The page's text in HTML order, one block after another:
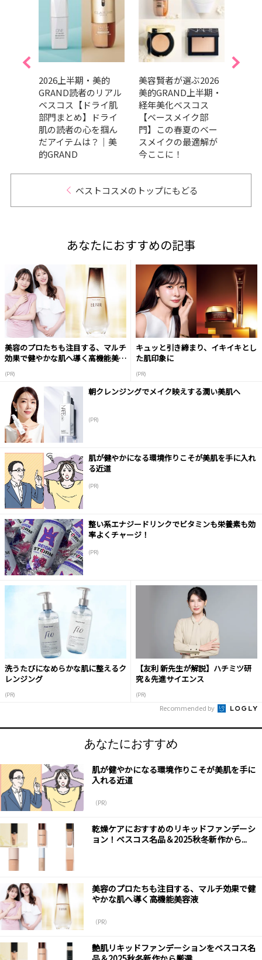
2026上半期・美的
GRAND読者のリアル
ベスコス【ドライ肌
部門まとめ】ドライ
肌の読者の心を掴ん
だアイテムは？｜美
的GRAND
美容賢者が選ぶ2026
美的GRAND上半期・
経年美化ベスコス
【ベースメイク部
門】この春夏のベー
スメイクの最適解が
今ここに！
ベストコスメのトップにもどる
あなたにおすすめの記事
美容のプロたちも注目する、マルチ
効果で健やかな肌へ導く高機能美容
(PR)
キュッと引き締まり、イキイキとし
た肌印象に
(PR)
朝クレンジングでメイク映えする潤い美肌へ
(PR)
肌が健やかになる環境作りこそが美肌を手に入れ
る近道
(PR)
整い系エナジードリンクでビタミンも栄養素も効
率よくチャージ！
(PR)
洗うたびになめらかな肌に整えるク
レンジング
(PR)
【友利 新先生が解説】ハチミツ研
究＆先進サイエンス
(PR)
Recommended by
あなたにおすすめ
肌が健やかになる環境作りこそが美肌を手に
入れる近道
（PR）
乾燥ケアにおすすめのリキッドファンデーシ
ョン！ベスコス名品＆2025秋冬新作から...
美容のプロたちも注目する、マルチ効果で健
やかな肌へ導く高機能美容液
（PR）
艶肌リキッドファンデーションをベスコス名